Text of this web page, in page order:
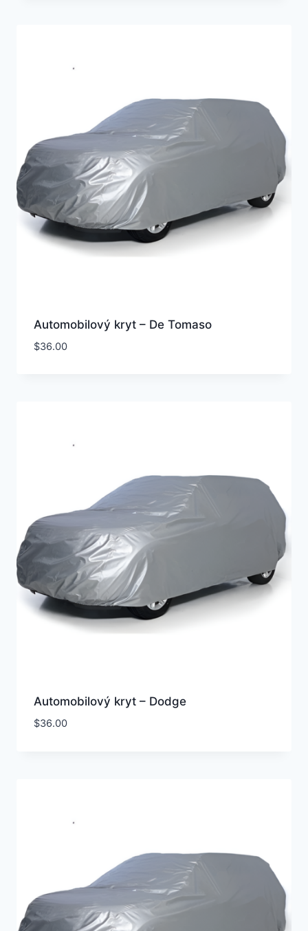
Automobilový kryt – De Tomaso
$36.00
Automobilový kryt – Dodge
$36.00